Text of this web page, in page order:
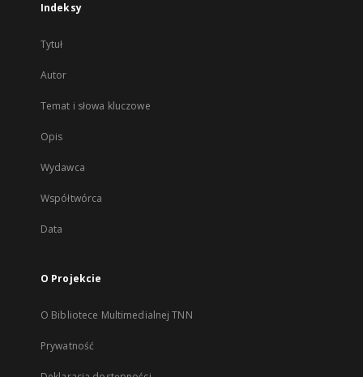
Indeksy
Tytuł
Autor
Temat i słowa kluczowe
Opis
Wydawca
Współtwórca
Data
O Projekcie
O Bibliotece Multimedialnej TNN
Prywatność